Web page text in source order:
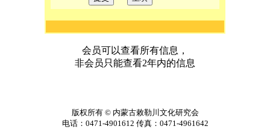
会员可以查看所有信息，
非会员只能查看2年内的信息
版权所有 ©内蒙古敕勒川文化研究会
电话：0471-4901612 传真：0471-4961642